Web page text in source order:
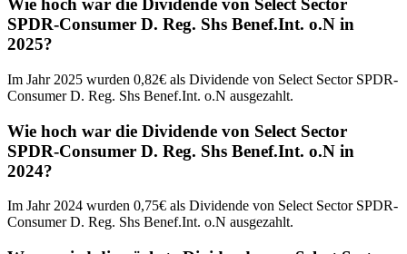
Wie hoch war die Dividende von Select Sector
SPDR-Consumer D. Reg. Shs Benef.Int. o.N in
2025?
Im Jahr 2025 wurden 0,82€ als Dividende von Select Sector SPDR-
Consumer D. Reg. Shs Benef.Int. o.N ausgezahlt.
Wie hoch war die Dividende von Select Sector
SPDR-Consumer D. Reg. Shs Benef.Int. o.N in
2024?
Im Jahr 2024 wurden 0,75€ als Dividende von Select Sector SPDR-
Consumer D. Reg. Shs Benef.Int. o.N ausgezahlt.